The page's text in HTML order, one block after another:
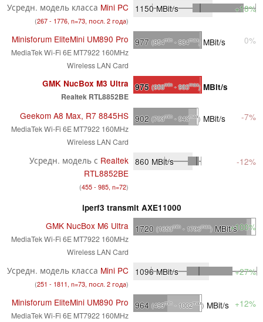
Усредн. модель класса Mini PC
(267 - 1776, n=73, посл. 2 года)
1150MBit/s +18%
Minisforum EliteMini UM890 Pro
MediaTek Wi-Fi 6E MT7922 160MHz
Wireless LAN Card
977 (954min- 984max) MBit/s 0%
GMK NucBox M3 Ultra
Realtek RTL8852BE
975 (958min- 983max) MBit/s
Geekom A8 Max, R7 8845HS
MediaTek Wi-Fi 6E MT7922 160MHz
Wireless LAN Card
902 (793min- 943max) MBit/s -7%
Усредн. модель с Realtek
RTL8852BE
(455 - 985, n=72)
860 MBit/s -12%
iperf3 transmit AXE11000
GMK NucBox M6 Ultra
MediaTek Wi-Fi 6E MT7922 160MHz
Wireless LAN Card
1720 (1653min- 1796max) MBit/s+100%
Усредн. модель класса Mini PC
(251 - 1811, n=73, посл. 2 года)
1096MBit/s +27%
Minisforum EliteMini UM890 Pro
MediaTek Wi-Fi 6E MT7922 160MHz
964 (499min- 1002max) MBit/s +12%